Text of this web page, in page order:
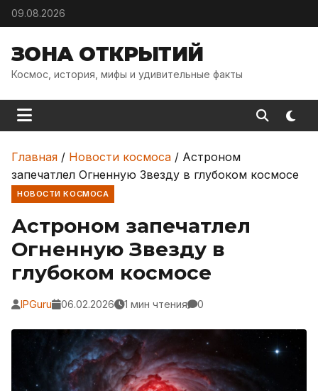
Skip to content
09.08.2026
ЗОНА ОТКРЫТИЙ
Космос, история, мифы и удивительные факты
Главная / Новости космоса / Астроном
запечатлел Огненную Звезду в глубоком космосе
НОВОСТИ КОСМОСА
Астроном запечатлел
Огненную Звезду в
глубоком космосе
IPGuru 06.02.2026 1 мин чтения 0